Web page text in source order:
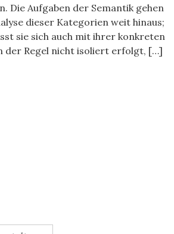
Die Aufgaben der Semantik gehen
dieser Kategorien weit hinaus;
sie sich auch mit ihrer konkreten
der Regel nicht isoliert erfolgt, […]